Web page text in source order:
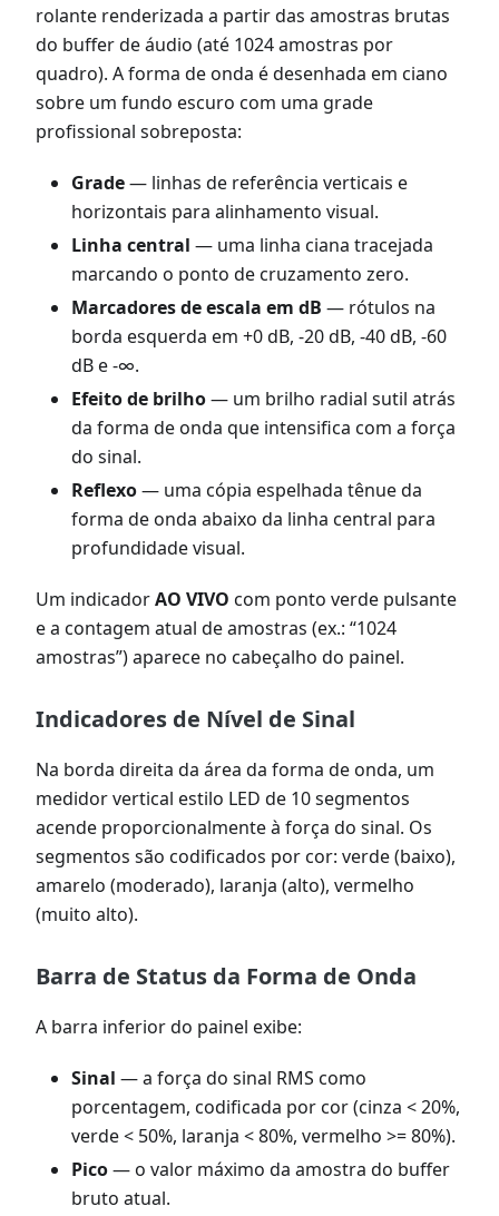
rolante renderizada a partir das amostras brutas
do buffer de áudio (até 1024 amostras por
quadro). A forma de onda é desenhada em ciano
sobre um fundo escuro com uma grade
profissional sobreposta:
Grade— linhas de referência verticais e
horizontais para alinhamento visual.
Linha central — uma linha ciana tracejada
marcando o ponto de cruzamento zero.
Marcadores de escala em dB — rótulos na
borda esquerda em +0 dB, -20 dB, -40 dB, -60
dB e -∞.
Efeito de brilho— um brilho radial sutil atrás
da forma de onda que intensifica com a força
do sinal.
Reflexo— uma cópia espelhada tênue da
forma de onda abaixo da linha central para
profundidade visual.
Um indicadorAO VIVO com ponto verde pulsante
e a contagem atual de amostras (ex.: “1024
amostras”) aparece no cabeçalho do painel.
Indicadores de Nível de Sinal
Na borda direita da área da forma de onda, um
medidor vertical estilo LED de 10 segmentos
acende proporcionalmente à força do sinal. Os
segmentos são codificados por cor: verde (baixo),
amarelo (moderado), laranja (alto), vermelho
(muito alto).
Barra de Status da Forma de Onda
A barra inferior do painel exibe:
Sinal — a força do sinal RMS como
porcentagem, codificada por cor (cinza < 20%,
verde < 50%, laranja < 80%, vermelho >= 80%).
Pico— o valor máximo da amostra do buffer
bruto atual.